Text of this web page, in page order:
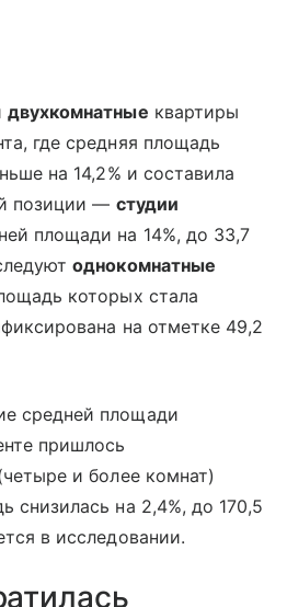
двухкомнатные квартиры
где средняя площадь
на 14,2% и составила
позиции — студии
площади на 14%, до 33,7
однокомнатные
которых стала
на отметке 49,2
средней площади
пришлось
и более комнат)
снизилась на 2,4%, до 170,5
в исследовании.